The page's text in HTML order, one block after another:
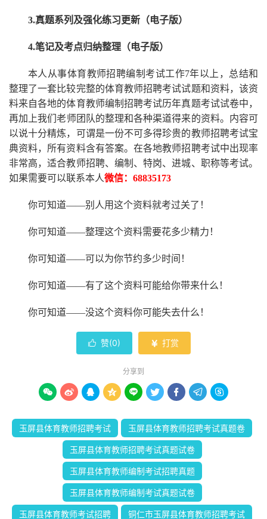
3.真题系列及强化练习更新（电子版）
4.笔记及考点归纳整理（电子版）
本人从事体育教师招聘编制考试工作7年以上，总结和
整理了一套比较完整的体育教师招聘考试试题和资料，该资
料来自各地的体育教师编制招聘考试历年真题考试试卷中，
再加上我们老师 团队的整理和各种渠道得来的资料。内容可
以说十分精炼，可谓是一份不可多得珍贵的教师招聘考试宝
典资料，所有资料含有答案。在各地教师招聘考试中出现率
非常高，适合教师招聘、编制、特岗、进城、职称等考试。
如果需要可以联系本人微信： 68835173
你可知道——别人用这个资料就考过关了！
你可知道——整理这个资料需要花多少精力 ！
你可知道——可以为你节约多少时间！
你可知道——有了这个资料可能给你带来什么！
你可知道——没这个资料你可能失去什么 ！
 赞(0)  打赏
分享到
        
玉屏县体育教师招聘考试 玉屏县体育教师招聘考试真题卷
玉屏县体育教师招聘考试真题试卷
玉屏县体育教师编制考试招聘真题
玉屏县体育教师编制考试真题试卷
玉屏县体育教师考试招聘 铜仁市玉屏县体育教师招聘考试